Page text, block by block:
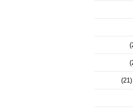
(21)